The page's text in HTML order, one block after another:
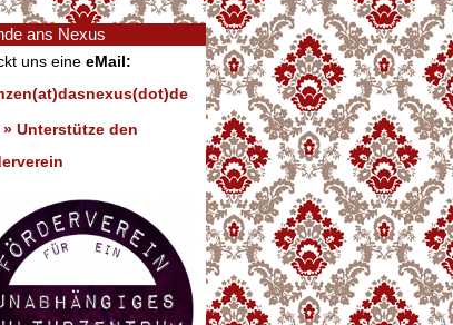
ans Nexus
uns eine eMail:
» Unterstütze den